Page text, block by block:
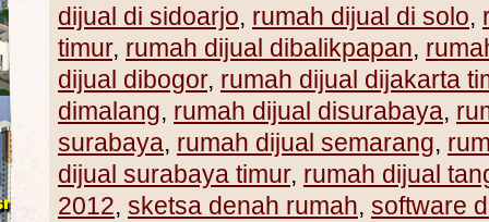
dijual di sidoarjo, rumah dijual di solo,
timur, rumah dijual dibalikpapan,
dijual dibogor, rumah dijual dijakarta
dimalang, rumah dijual disurabaya,
surabaya, rumah dijual semarang,
dijual surabaya timur, rumah dijual
2012, sketsa denah rumah, software